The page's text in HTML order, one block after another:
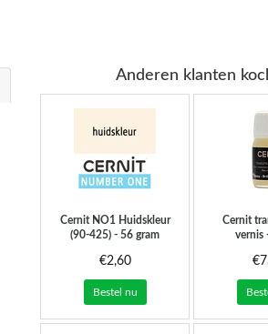
Anderen klanten
CernitNO1 Huidskleur
(90-425) - 56 gram
€2,60
Bestel nu
Cernit
vernis